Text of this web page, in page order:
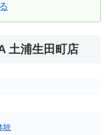
土浦生田町店
験